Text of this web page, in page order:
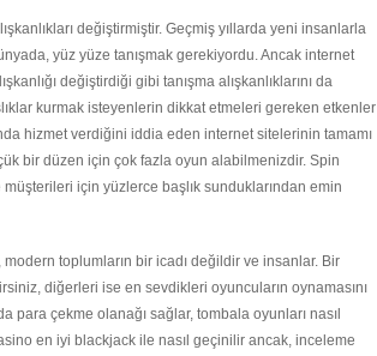
değiştirmiştir. Geçmiş yıllarda yeni insanlarla
yüz yüze tanışmak gerekiyordu. Ancak internet
değiştirdiği gibi tanışma alışkanlıklarını da
kurmak isteyenlerin dikkat etmeleri gereken etkenler
hizmet verdiğini iddia eden internet sitelerinin tamamı
bir düzen için çok fazla oyun alabilmenizdir. Spin
müşterileri için yüzlerce başlık sunduklarından emin
toplumların bir icadı değildir ve insanlar. Bir
diğerleri ise en sevdikleri oyuncuların oynamasını
para çekme olanağı sağlar, tombala oyunları nasıl
en iyi blackjack ile nasıl geçinilir ancak, inceleme